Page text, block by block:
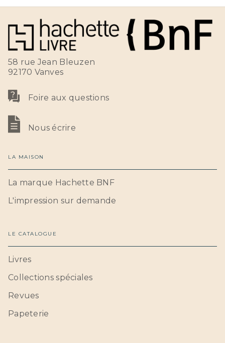
58 rue Jean Bleuzen
92170 Vanves
Foire aux questions
Nous écrire
LA MAISON
La marque Hachette BNF
L'impression sur demande
LE CATALOGUE
Livres
Collections spéciales
Revues
Papeterie